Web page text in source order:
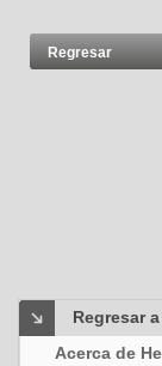
Regresar
Regresar
Acerca de